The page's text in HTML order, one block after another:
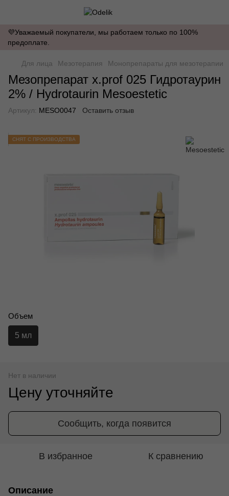
💜Уважаемый покупатели, мы работаем только по 100%
предоплате.
Для лица Мезотерапия Монопрепараты для мезотерапии
Мезопрепарат x.prof 025 Гидротаурин
2% / Hydrotaurin Mesoestetic
Артикул: MESO0047 Оставить отзыв
СНЯТ С ПРОИЗВОДСТВА
Объем
5 мл
Нет в наличии
Цену уточняйте
Сообщить, когда появится
В избранное К сравнению
Описание